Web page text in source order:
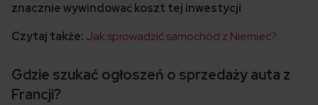
znacznie wywindować koszt tej inwestycji.
Czytaj także: Jak sprowadzić samochód z Niemiec?
Gdzie szukać ogłoszeń o sprzedaży auta z
Francji?